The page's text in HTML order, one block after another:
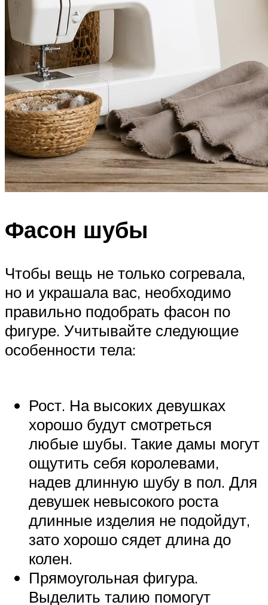
Фасон шубы
Чтобы вещь не только согревала,
но и украшала вас, необходимо
правильно подобрать фасон по
фигуре. Учитывайте следующие
особенности тела:
Рост. На высоких девушках
хорошо будут смотреться
любые шубы. Такие дамы могут
ощутить себя королевами,
надев длинную шубу в пол. Для
девушек невысокого роста
длинные изделия не подойдут,
зато хорошо сядет длина до
колен.
Прямоугольная фигура.
Выделить талию помогут